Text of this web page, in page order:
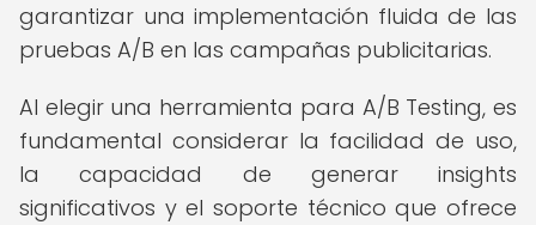
garantizar una implementación fluida de las
pruebas A/B en las campañas publicitarias.
Al elegir una herramienta para A/B Testing, es
fundamental considerar la facilidad de uso,
la capacidad de generar insights
significativos y el soporte técnico que ofrece